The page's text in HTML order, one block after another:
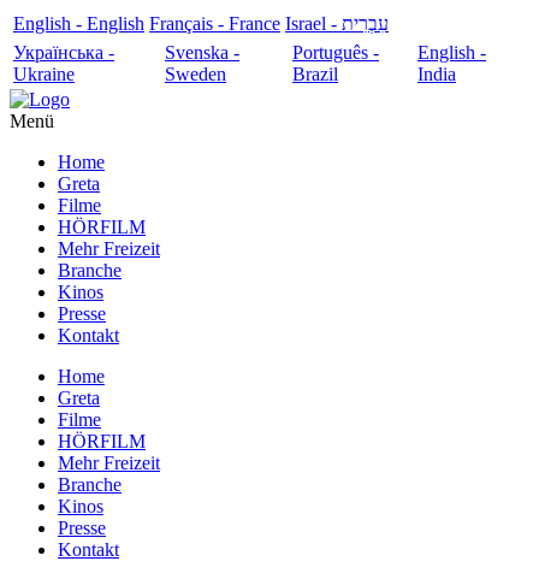
English - English Français - France
עִבְרִית - Israel
Українська -
Ukraine
Svenska -
Sweden
Português -
Brazil
English -
India
Menü
Home
Greta
Filme
HÖRFILM
Mehr Freizeit
Branche
Kinos
Presse
Kontakt
Home
Greta
Filme
HÖRFILM
Mehr Freizeit
Branche
Kinos
Presse
Kontakt